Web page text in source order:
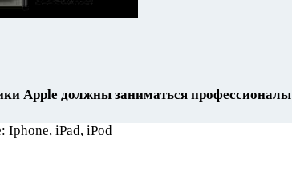
Apple должны заниматься профессионалы